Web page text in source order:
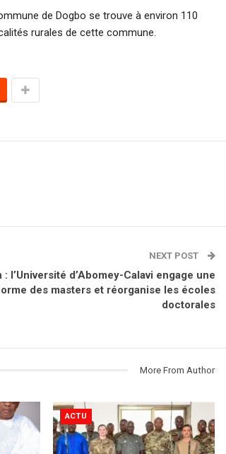
de Dogbo se trouve à environ 110
rurales de cette commune.
NEXT POST
: l’Université d’Abomey-Calavi engage une
des masters et réorganise les écoles
doctorales
More From Author
ACTU